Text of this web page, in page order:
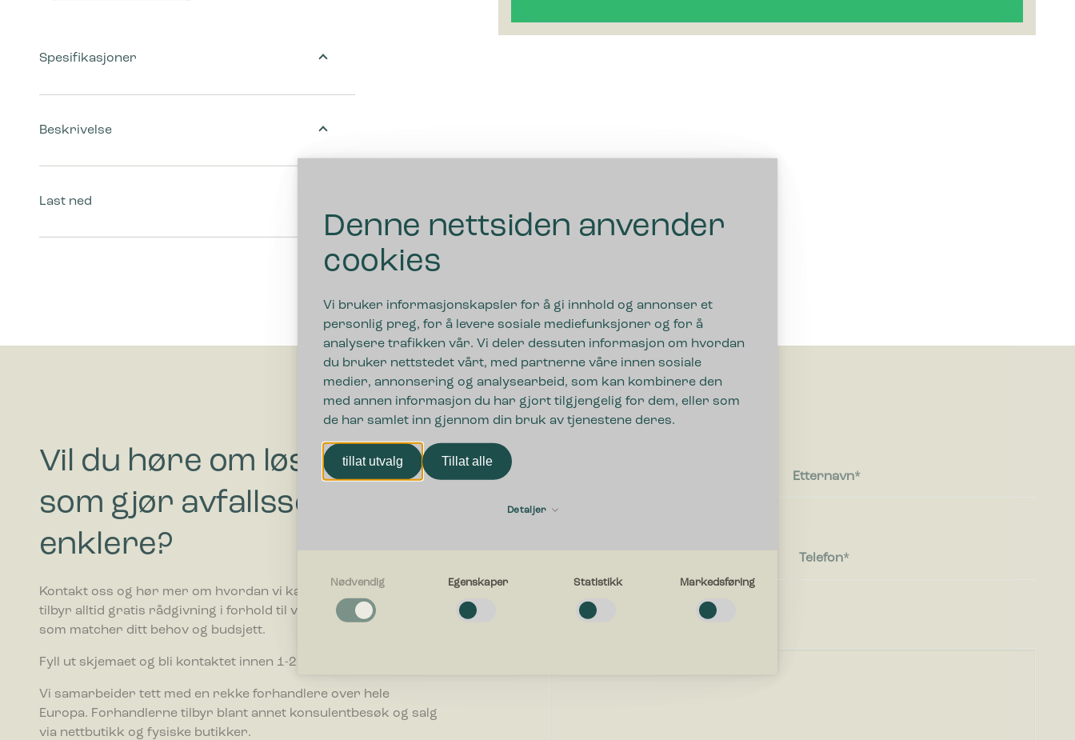
Denne nettsiden anvender
cookies
Vi bruker informasjonskapsler for å gi innhold og annonser et
personlig preg, for å levere sosiale mediefunksjoner og for å
analysere trafikken vår. Vi deler dessuten informasjon om hvordan
du bruker nettstedet vårt, med partnerne våre innen sosiale
medier, annonsering og analysearbeid, som kan kombinere den
med annen informasjon du har gjort tilgjengelig for dem, eller som
de har samlet inn gjennom din bruk av tjenestene deres.
tillat utvalg Tillat alle
Detaljer
Nødvendig
Nødvendige cookies bidra til å gjøre en nettside brukbart ved at grunnleggende funksjoner
Egenskaper
oppfører seg eller ser ut, ting som ditt foretrukne språk eller den regionen du befinner deg i.
Nødvendig Egenskaper Statistikk Markedsføring
Beskrivelse
Last ned
Spesifikasjoner
Vil du høre om løsninger
som gjør avfallssortering
enklere?
Kontakt oss og hør mer om hvordan vi kan hjelpe din bedrift. Vi
tilbyr alltid gratis rådgivning i forhold til valg av avfallsløsning
som matcher ditt behov og budsjett.
Fyll ut skjemaet og bli kontaktet innen 1-2 ukedager.
Vi samarbeider tett med en rekke forhandlere over hele
Europa. Forhandlerne tilbyr blant annet konsulentbesøk og salg
via nettbutikk og fysiske butikker.
Etternavn
Telefon